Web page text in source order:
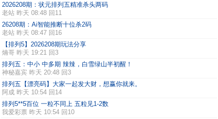
2026208期：状元排列五精准杀头两码
老站 昨天 08:48 回11
26208期：Ai智能推断十位杀2码
老站 昨天 08:47 回16
【排列5】2026208期玩法分享
煵哥 昨天 19:21 回3
排列五：中小 中多期 辣辣，白雪绿山半初醒！
神秘嘉宾 昨天 20:48 回3
排列五【漂亮码】大家一起发大财，想赢你就来。
阿成 昨天 10:54 回14
排列5**5百位 一粒不同上 五粒见1-2数
我爱彩票 昨天 10:54 回10